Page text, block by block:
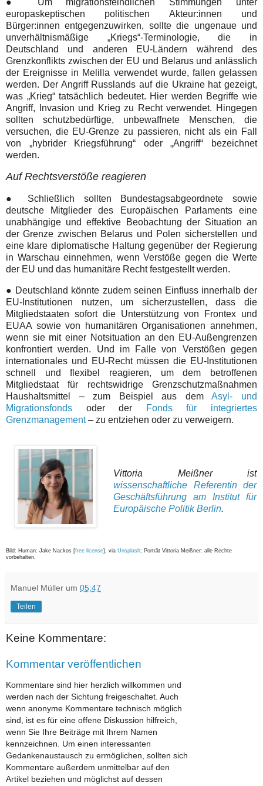
europaskeptischen politischen Akteur:innen und
Bürger:innen entgegenzuwirken, sollte die ungenaue und
unverhältnismäßige „Kriegs“-Terminologie, die in
Deutschland und anderen EU-Ländern während des
Grenzkonflikts zwischen der EU und Belarus und anlässlich
der Ereignisse in Melilla verwendet wurde, fallen gelassen
werden. Der Angriff Russlands auf die Ukraine hat gezeigt,
was „Krieg“ tatsächlich bedeutet. Hier werden Begriffe wie
Angriff, Invasion und Krieg zu Recht verwendet. Hingegen
sollten schutzbedürftige, unbewaffnete Menschen, die
versuchen, die EU-Grenze zu passieren, nicht als ein Fall
von „hybrider Kriegsführung“ oder „Angriff“ bezeichnet
werden.
Auf Rechtsverstöße reagieren
● Schließlich sollten Bundestagsabgeordnete sowie
deutsche Mitglieder des Europäischen Parlaments eine
unabhängige und effektive Beobachtung der Situation an
der Grenze zwischen Belarus und Polen sicherstellen und
eine klare diplomatische Haltung gegenüber der Regierung
in Warschau einnehmen, wenn Verstöße gegen die Werte
der EU und das humanitäre Recht festgestellt werden.
● Deutschland könnte zudem seinen Einfluss innerhalb der
EU-Institutionen nutzen, um sicherzustellen, dass die
Mitgliedstaaten sofort die Unterstützung von Frontex und
EUAA sowie von humanitären Organisationen annehmen,
wenn sie mit einer Notsituation an den EU-Außengrenzen
konfrontiert werden. Und im Falle von Verstößen gegen
internationales und EU-Recht müssen die EU-Institutionen
schnell und flexibel reagieren, um dem betroffenen
Mitgliedstaat für rechtswidrige Grenzschutzmaßnahmen
Haushaltsmittel – zum Beispiel aus demAsyl- und
Migrationsfonds oder der
Fonds für integriertes
Grenzmanagement– zu entziehen oder zu verweigern.
Vittoria Meißner ist
wissenschaftliche Referentin der
Geschäftsführung am Institut für
Europäische Politik Berlin.
Bild: Human: Jake Nackos [free license], via Unsplash; Porträt Vittoria Meißner: alle Rechte
vorbehalten.
Manuel Müller um 05:47
Teilen
Keine Kommentare:
Kommentar veröffentlichen
Kommentare sind hier herzlich willkommen und
werden nach der Sichtung freigeschaltet. Auch
wenn anonyme Kommentare technisch möglich
sind, ist es für eine offene Diskussion hilfreich,
wenn Sie Ihre Beiträge mit Ihrem Namen
kennzeichnen. Um einen interessanten
Gedankenaustausch zu ermöglichen, sollten sich
Kommentare außerdem unmittelbar auf den
Artikel beziehen und möglichst auf dessen